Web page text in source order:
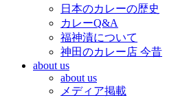
日本のカレーの歴史
カレーQ&A
福神漬について
神田のカレー店 今昔
about us
about us
メディア掲載